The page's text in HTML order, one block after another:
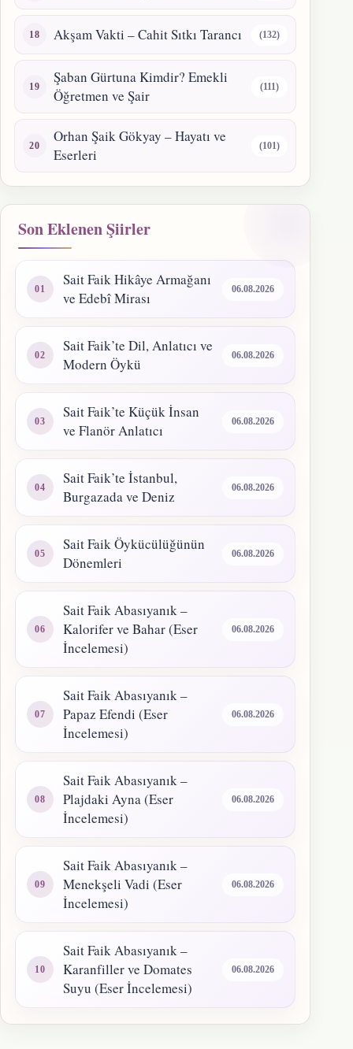
Akşam Vakti – Cahit Sıtkı Tarancı (132)
Şaban Gürtuna Kimdir? Emekli
Öğretmen ve Şair
(111)
Orhan Şaik Gökyay – Hayatı ve
Eserleri
(101)
Son Eklenen Şiirler
Sait Faik Hikâye Armağanı
ve Edebî Mirası
06.08.2026
Sait Faik’te Dil, Anlatıcı ve
Modern Öykü
06.08.2026
Sait Faik’te Küçük İnsan
ve Flanör Anlatıcı
06.08.2026
Sait Faik’te İstanbul,
Burgazada ve Deniz
06.08.2026
Sait Faik Öykücülüğünün
Dönemleri
06.08.2026
Sait Faik Abasıyanık –
Kalorifer ve Bahar (Eser
İncelemesi)
06.08.2026
Sait Faik Abasıyanık –
Papaz Efendi (Eser
İncelemesi)
06.08.2026
Sait Faik Abasıyanık –
Plajdaki Ayna (Eser
İncelemesi)
06.08.2026
Sait Faik Abasıyanık –
Menekşeli Vadi (Eser
İncelemesi)
06.08.2026
Sait Faik Abasıyanık –
Karanfiller ve Domates
Suyu (Eser İncelemesi)
06.08.2026